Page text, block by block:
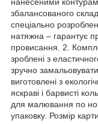
збалансованого
спеціально
натяжна – гарантує
провисання. 2.
зроблені з
зручно
виготовлені з
яскраві і барвисті
для малювання по
упаковку. Розмір